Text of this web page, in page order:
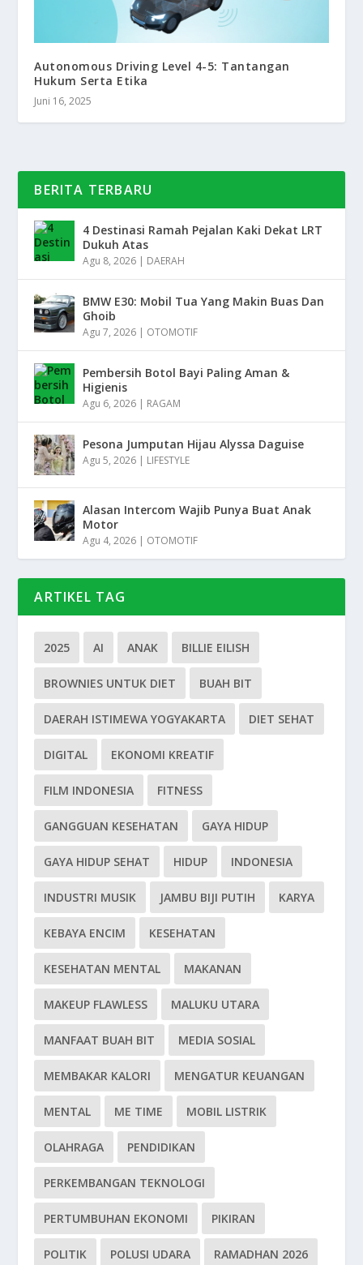
Autonomous Driving Level 4-5: Tantangan
Hukum Serta Etika
Juni 16, 2025
BERITA TERBARU
4 Destinasi Ramah Pejalan Kaki Dekat LRT
Dukuh Atas
Agu 8, 2026 | DAERAH
BMW E30: Mobil Tua Yang Makin Buas Dan
Ghoib
Agu 7, 2026 | OTOMOTIF
Pembersih Botol Bayi Paling Aman &
Higienis
Agu 6, 2026 | RAGAM
Pesona Jumputan Hijau Alyssa Daguise
Agu 5, 2026 | LIFESTYLE
Alasan Intercom Wajib Punya Buat Anak
Motor
Agu 4, 2026 | OTOMOTIF
ARTIKEL TAG
2025 AI ANAK BILLIE EILISH
BROWNIES UNTUK DIET BUAH BIT
DAERAH ISTIMEWA YOGYAKARTA DIET SEHAT
DIGITAL EKONOMI KREATIF
FILM INDONESIA FITNESS
GANGGUAN KESEHATAN GAYA HIDUP
GAYA HIDUP SEHAT HIDUP INDONESIA
INDUSTRI MUSIK JAMBU BIJI PUTIH KARYA
KEBAYA ENCIM KESEHATAN
KESEHATAN MENTAL MAKANAN
MAKEUP FLAWLESS MALUKU UTARA
MANFAAT BUAH BIT MEDIA SOSIAL
MEMBAKAR KALORI MENGATUR KEUANGAN
MENTAL ME TIME MOBIL LISTRIK
OLAHRAGA PENDIDIKAN
PERKEMBANGAN TEKNOLOGI
PERTUMBUHAN EKONOMI PIKIRAN
POLITIK POLUSI UDARA RAMADHAN 2026